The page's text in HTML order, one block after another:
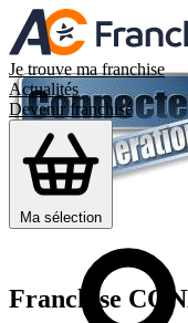
Je trouve ma franchise
Actualités
Devenir franchisé
Ma sélection
Franchise